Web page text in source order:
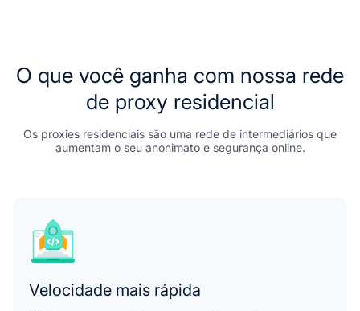
O que você ganha com nossa rede
de proxy residencial
Os proxies residenciais são uma rede de intermediários que
aumentam o seu anonimato e segurança online.
Velocidade mais rápida